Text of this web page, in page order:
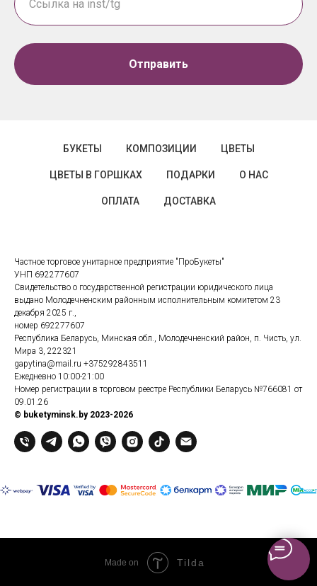
Отправить
БУКЕТЫ КОМПОЗИЦИИ ЦВЕТЫ
ЦВЕТЫ В ГОРШКАХ ПОДАРКИ О НАС
ОПЛАТА ДОСТАВКА
Частное торговое унитарное предприятие "ПроБукеты"
УНП 692277607
Свидетельство о государственной регистрации юридического лица
выдано Молодечненским районным исполнительным комитетом 23
декабря 2025 г.,
номер 692277607
Республика Беларусь, Минская обл., Молодечненский район, п. Чисть, ул.
Мира 3, 222321
gapytina@mail.ru +375292843511
Ежедневно 10:00-21:00
Номер регистрации в торговом реестре Республики Беларусь №766081 от
09.01.26
© buketyminsk.by 2023-2026
Made on Tilda